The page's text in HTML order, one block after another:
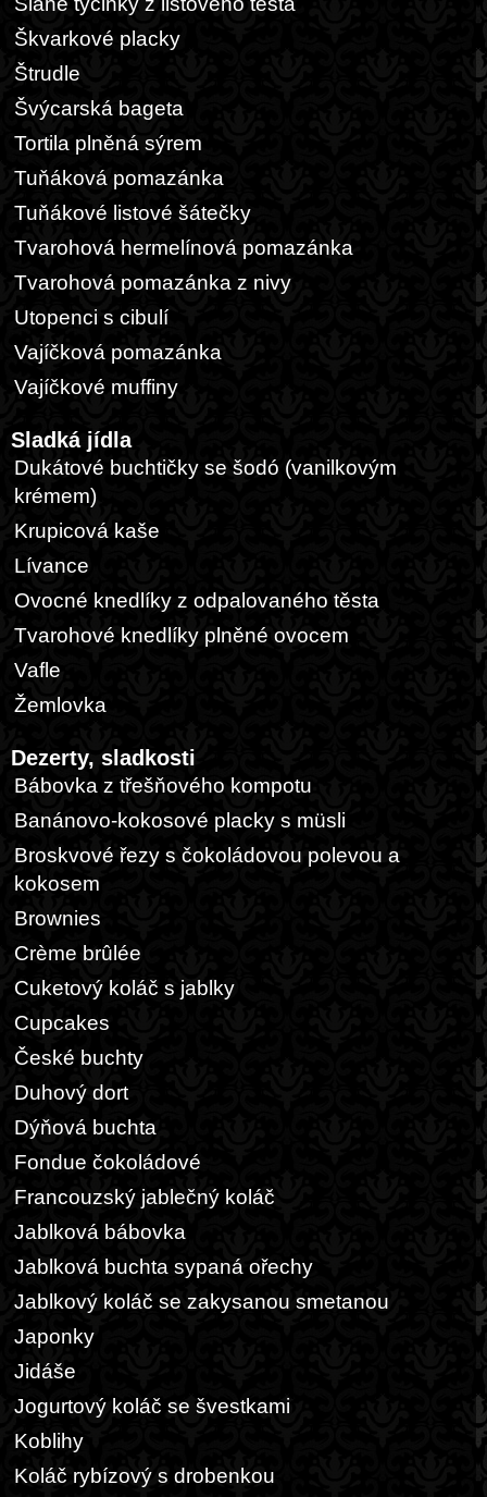
Škvarkové placky
Štrudle
Švýcarská bageta
Tortila plněná sýrem
Tuňáková pomazánka
Tuňákové listové šátečky
Tvarohová hermelínová pomazánka
Tvarohová pomazánka z nivy
Utopenci s cibulí
Vajíčková pomazánka
Vajíčkové muffiny
Sladká jídla
Dukátové buchtičky se šodó (vanilkovým
krémem)
Krupicová kaše
Lívance
Ovocné knedlíky z odpalovaného těsta
Tvarohové knedlíky plněné ovocem
Vafle
Žemlovka
Dezerty, sladkosti
Bábovka z třešňového kompotu
Banánovo-kokosové placky s müsli
Broskvové řezy s čokoládovou polevou a
kokosem
Brownies
Crème brûlée
Cuketový koláč s jablky
Cupcakes
České buchty
Duhový dort
Dýňová buchta
Fondue čokoládové
Francouzský jablečný koláč
Jablková bábovka
Jablková buchta sypaná ořechy
Jablkový koláč se zakysanou smetanou
Japonky
Jidáše
Jogurtový koláč se švestkami
Koblihy
Koláč rybízový s drobenkou